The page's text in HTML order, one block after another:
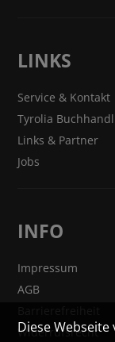
LINKS
Service & Kontakt
Tyrolia
Links & Partner
Jobs
INFO
Impressum
AGB
Widerrufsrecht
Diese